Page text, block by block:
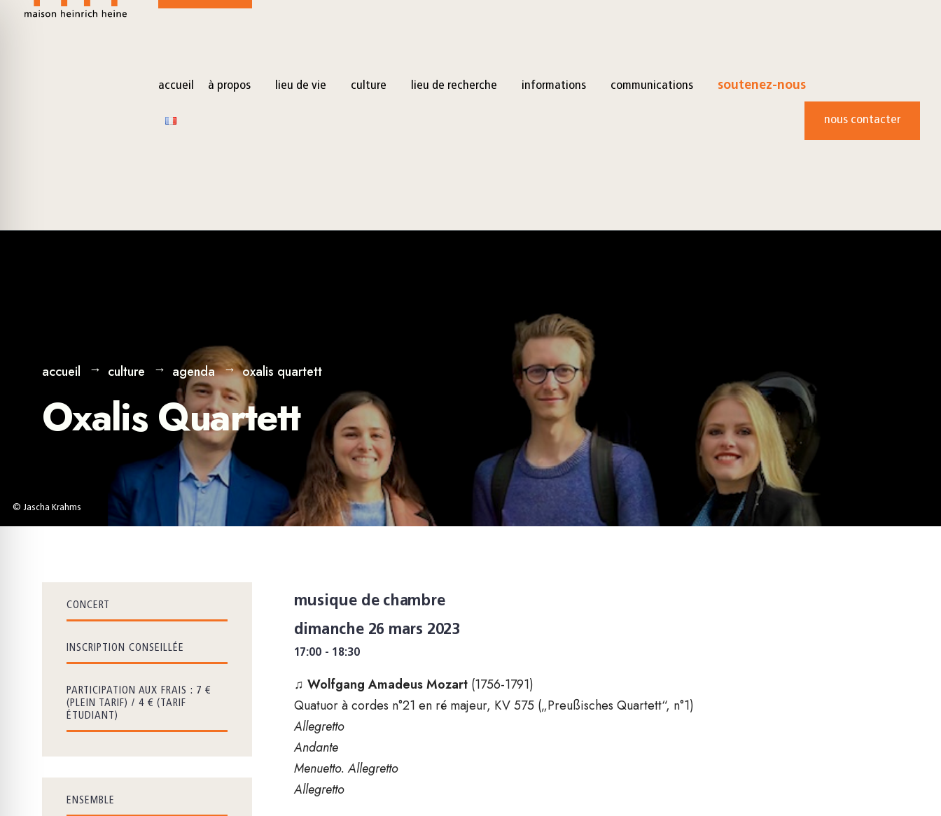
accueil à propos lieu de vie culture lieu de recherche informations communications soutenez-nous
nous contacter
© Jascha Krahms
accueil culture agenda oxalis quartett
Oxalis Quartett
musique de chambre
dimanche 26 mars 2023
17:00 - 18:30
♫ Wolfgang Amadeus Mozart(1756-1791)
Quatuor à cordes n°21 en ré majeur, KV 575 („Preußisches Quartett“, n°1)
Allegretto
Andante
Menuetto. Allegretto
Allegretto
CONCERT
INSCRIPTION CONSEILLÉE
PARTICIPATION AUX FRAIS : 7 €
(PLEIN TARIF) / 4 € (TARIF
ÉTUDIANT)
ENSEMBLE